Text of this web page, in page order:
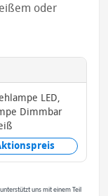
oder
LED,
Dimmbar
uns mit einem Teil